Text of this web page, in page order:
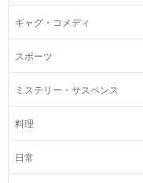
ギャグ・コメディ
スポーツ
ミステリー・サスペンス
料理
日常